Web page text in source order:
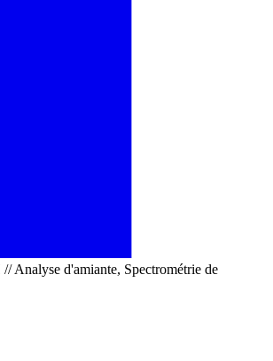
Analyse d'amiante, Spectrométrie de